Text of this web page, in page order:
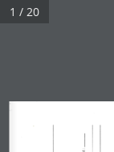
1 / 20